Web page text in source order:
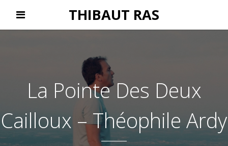
THIBAUT RAS
La Pointe Des Deux
Cailloux – Théophile Ardy